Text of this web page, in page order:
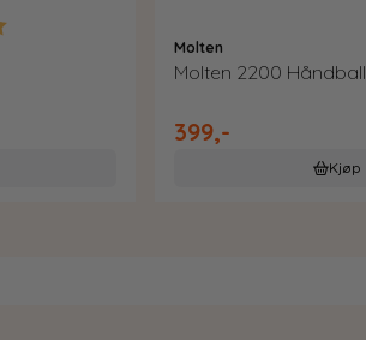
Molten
Molten 2200 Håndball
399,-
Kjøp